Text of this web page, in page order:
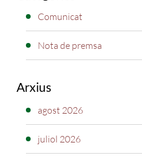
Comunicat
Nota de premsa
Arxius
agost 2026
juliol 2026